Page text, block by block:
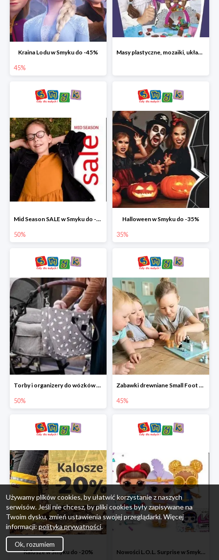
Kraina Lodu w Smyku do -45%
45%
Masy plastyczne, mozaiki, układanki do -45%
Mid Season SALE w Smyku do -50%
50%
Halloween w Smyku do -35%
35%
Torby i organizery do wózków w Smyku do -50%
50%
Zabawki drewniane Small Foot do -45%
45%
Kalosze w Smyku do -20% Nowości L.O.L. Surprise w Smyku do -45%
Używamy plików cookies, by ułatwić korzystanie z naszych
serwisów. Jeśli nie chcesz, by pliki cookies były zapisywane na
Twoim dysku, zmień ustawienia swojej przeglądarki. Więcej
informacji: polityka prywatności.
Ok, rozumiem